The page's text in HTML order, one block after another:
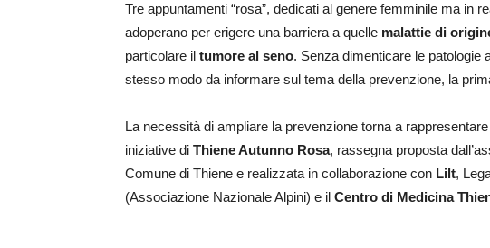
Tre appuntamenti “rosa”, dedicati al genere femminile ma in
adoperano per erigere una barriera a quelle malattie di
particolare il tumore al seno. Senza dimenticare le patologie
stesso modo da informare sul tema della prevenzione, la
La necessità di ampliare la prevenzione torna a
iniziative di Thiene Autunno Rosa, rassegna proposta
Comune di Thiene e realizzata in collaborazione con Lilt,
(Associazione Nazionale Alpini) e il Centro di Medicina